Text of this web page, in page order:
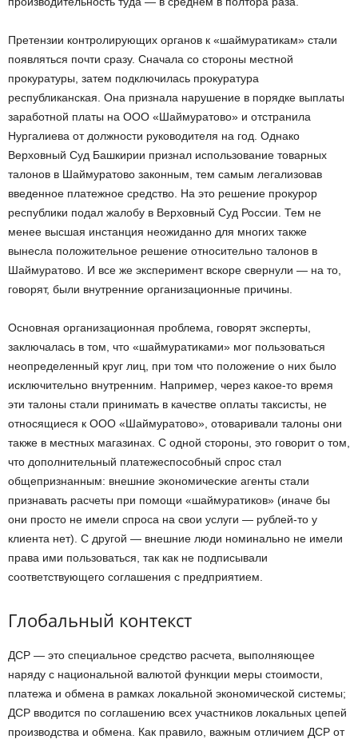
Претензии контролирующих органов к «шаймуратикам» стали
появляться почти сразу. Сначала со стороны местной
прокуратуры, затем подключилась прокуратура
республиканская. Она признала нарушение в порядке выплаты
заработной платы на ООО «Шаймуратово» и отстранила
Нургалиева от должности руководителя на год. Однако
Верховный Суд Башкирии признал использование товарных
талонов в Шаймуратово законным, тем самым легализовав
введенное платежное средство. На это решение прокурор
республики подал жалобу в Верховный Суд России. Тем не
менее высшая инстанция неожиданно для многих также
вынесла положительное решение относительно талонов в
Шаймуратово. И все же эксперимент вскоре свернули — на то,
говорят, были внутренние организационные причины.
Основная организационная проблема, говорят эксперты,
заключалась в том, что «шаймуратиками» мог пользоваться
неопределенный круг лиц, при том что положение о них было
исключительно внутренним. Например, через какое-то время
эти талоны стали принимать в качестве оплаты таксисты, не
относящиеся к ООО «Шаймуратово», отоваривали талоны они
также в местных магазинах. С одной стороны, это говорит о том,
что дополнительный платежеспособный спрос стал
общепризнанным: внешние экономические агенты стали
признавать расчеты при помощи «шаймуратиков» (иначе бы
они просто не имели спроса на свои услуги — рублей-то у
клиента нет). С другой — внешние люди номинально не имели
права ими пользоваться, так как не подписывали
соответствующего соглашения с предприятием.
Глобальный контекст
ДСР — это специальное средство расчета, выполняющее
наряду с национальной валютой функции меры стоимости,
платежа и обмена в рамках локальной экономической системы;
ДСР вводится по соглашению всех участников локальных цепей
производства и обмена. Как правило, важным отличием ДСР от